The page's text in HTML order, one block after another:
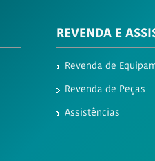
REVENDA E
Revenda de
Revenda de Peças
Assistências